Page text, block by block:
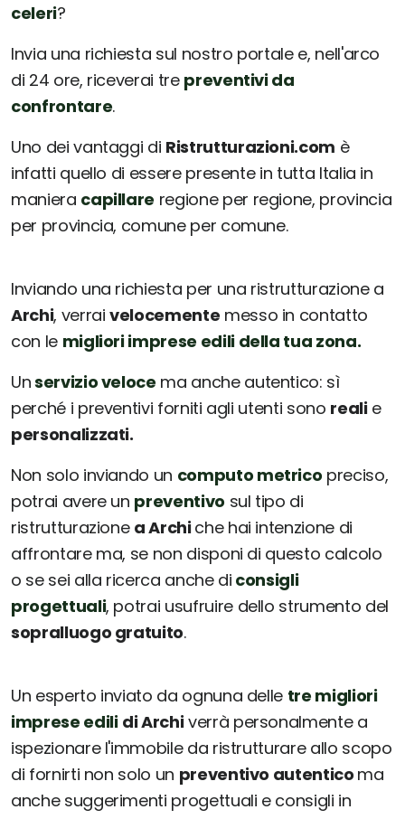
celeri?
Invia una richiesta sul nostro portale e, nell'arco
di 24 ore, riceverai tre preventivi da
confrontare.
Uno dei vantaggi di Ristrutturazioni.com è
infatti quello di essere presente in tutta Italia in
maniera capillare regione per regione, provincia
per provincia, comune per comune.
Inviando una richiesta per una ristrutturazione a
Archi, verraivelocemente messo in contatto
con le migliori imprese edili della tua zona.
Unservizio veloce ma anche autentico: sì
perché i preventivi forniti agli utenti sono realie
personalizzati.
Non solo inviando un computo metrico preciso,
potrai avere un preventivo sul tipo di
ristrutturazione a Archiche hai intenzione di
affrontare ma, se non disponi di questo calcolo
o se sei alla ricerca anche di consigli
progettuali, potrai usufruire dello strumento del
sopralluogo gratuito.
Un esperto inviato da ognuna delle tre migliori
imprese edili di Archiverrà personalmente a
ispezionare l'immobile da ristrutturare allo scopo
di fornirti non solo un preventivo autentico ma
anche suggerimenti progettuali e consigli in